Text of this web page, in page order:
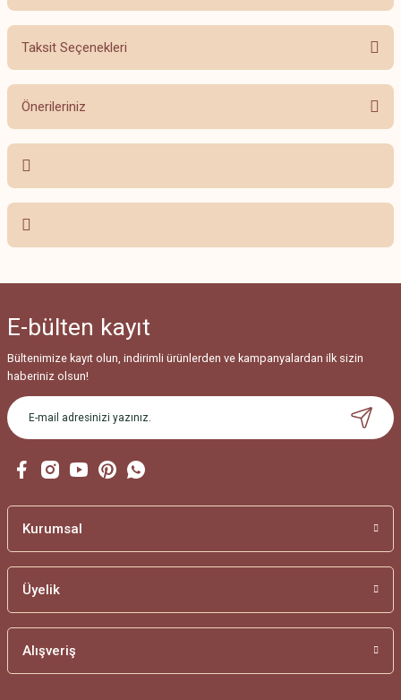
Bu ürüne ilk yorumu siz yapın!
Ürün hakkında henüz soru sorulmamış.
Taksit Seçenekleri
Önerileriniz
Bu ürünün fiyat bilgisi, resim, ürün açıklamalarında ve diğer konularda
yetersiz gördüğünüz noktaları öneri formunu kullanarak tarafımıza
iletebilirsiniz.
Ürün fiyatı diğer sitelerden daha pahalı.
Bu ürüne benzer farklı alternatifler olmalı.
E-bülten kayıt
Bültenimize kayıt olun, indirimli ürünlerden ve kampanyalardan ilk sizin
haberiniz olsun!
Kurumsal
Üyelik
Alışveriş